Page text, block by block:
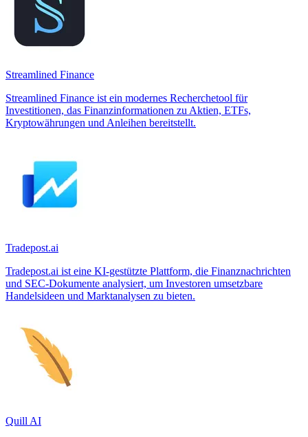
Streamlined Finance
Streamlined Finance ist ein modernes Recherchetool für
Investitionen, das Finanzinformationen zu Aktien, ETFs,
Kryptowährungen und Anleihen bereitstellt.
Tradepost.ai
Tradepost.ai ist eine KI-gestützte Plattform, die Finanznachrichten
und SEC-Dokumente analysiert, um Investoren umsetzbare
Handelsideen und Marktanalysen zu bieten.
Quill AI